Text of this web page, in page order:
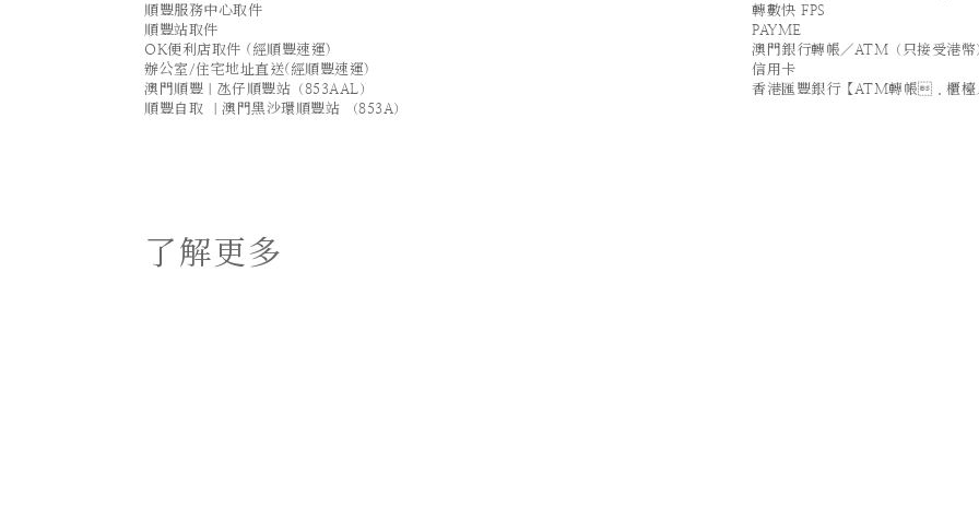
順豐服務中心取件
順豐站取件
OK便利店取件 (經順豐速運)
辦公室/住宅地址直送(經順豐速運)
澳門順豐｜氹仔順豐站（853AAL）
順豐自取 ｜澳門黑沙環順豐站 （853A）
轉數快 FPS
PAYME
澳門銀行轉帳／ATM（只接受港幣
信用卡
香港匯豐銀行【ATM轉帳．櫃檯
了解更多